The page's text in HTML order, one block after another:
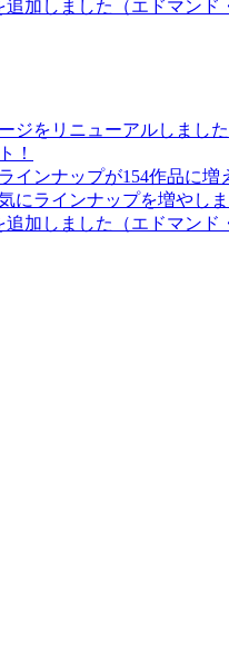
加しました（エドマンド
ジをリニューアルしました
！
インナップが154作品に増
にラインナップを増やし
加しました（エドマンド